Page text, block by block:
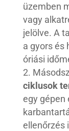
üzemben
vagy
jelölve. A
a gyors és
óriási
ciklusok
egy gépen
ellenőrzés